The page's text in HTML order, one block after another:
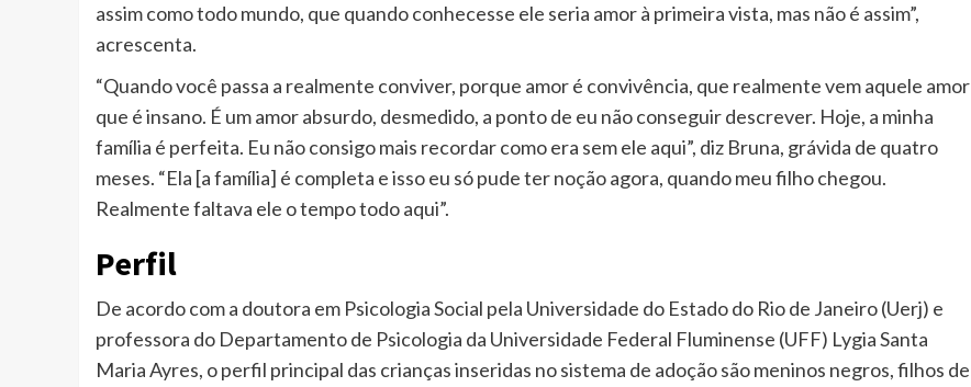
assim como todo mundo, que quando conhecesse ele seria amor à primeira vista, mas não é assim”,
acrescenta.
“Quando você passa a realmente conviver, porque amor é convivência, que realmente vem aquele amor
que é insano. É um amor absurdo, desmedido, a ponto de eu não conseguir descrever. Hoje, a minha
família é perfeita. Eu não consigo mais recordar como era sem ele aqui”, diz Bruna, grávida de quatro
meses. “Ela [a família] é completa e isso eu só pude ter noção agora, quando meu filho chegou.
Realmente faltava ele o tempo todo aqui”.
Perfil
De acordo com a doutora em Psicologia Social pela Universidade do Estado do Rio de Janeiro (Uerj) e
professora do Departamento de Psicologia da Universidade Federal Fluminense (UFF) Lygia Santa
Maria Ayres, o perfil principal das crianças inseridas no sistema de adoção são meninos negros, filhos de